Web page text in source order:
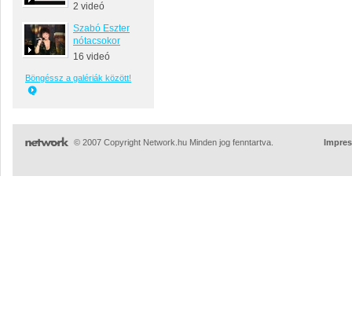
2 videó
Szabó Eszter
nótacsokor
16 videó
Böngéssz a galériák között!
© 2007 Copyright Network.hu Minden jog fenntartva.